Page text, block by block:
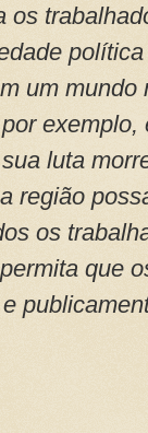
os
um
luta
região
os
que